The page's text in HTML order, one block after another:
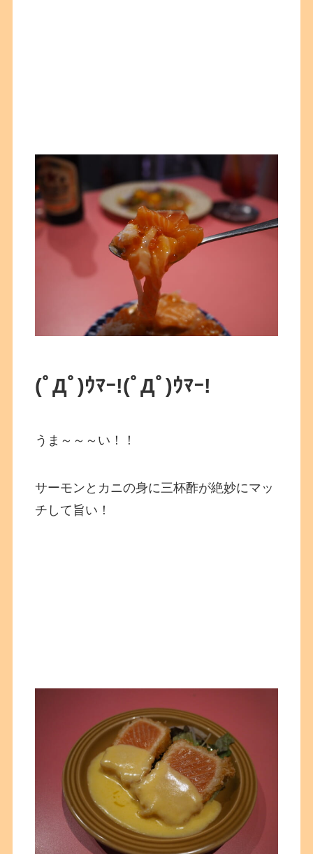
(ﾟДﾟ)ｳﾏｰ!(ﾟДﾟ)ｳﾏｰ!
うま～～～い！！
サーモンとカニの身に三杯酢が絶妙にマッ
チして旨い！